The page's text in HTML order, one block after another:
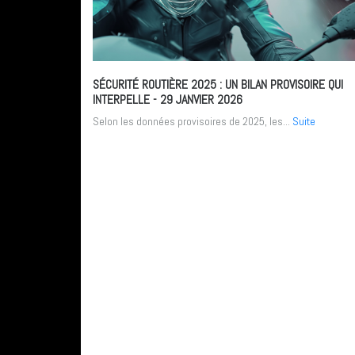
SÉCURITÉ ROUTIÈRE 2025 : UN BILAN PROVISOIRE QUI
INTERPELLE- 29 JANVIER 2026
Selon les données provisoires de 2025, les... Suite